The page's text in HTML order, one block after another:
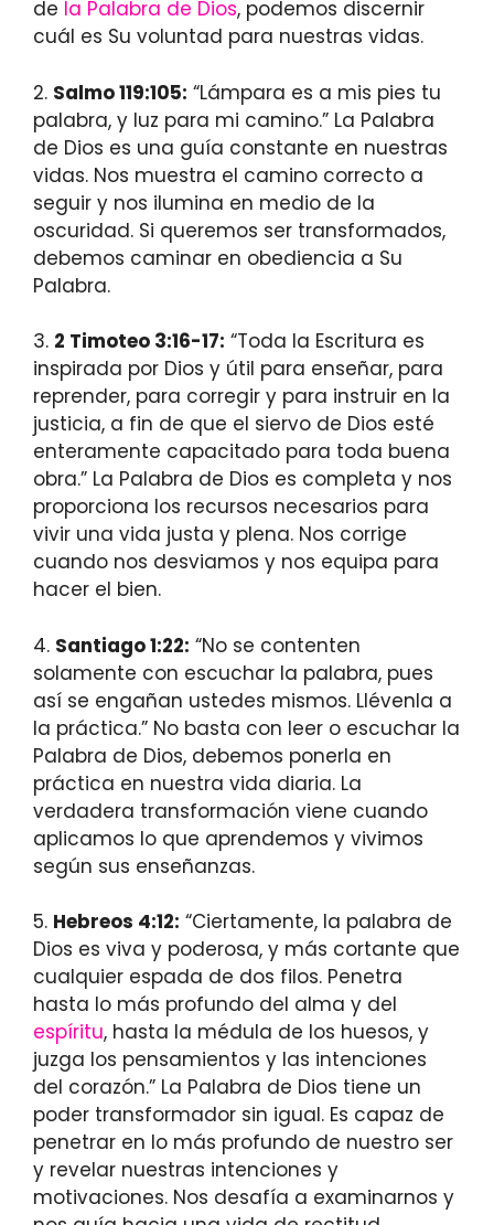
de la Palabra de Dios, podemos discernir
cuál es Su voluntad para nuestras vidas.
2. Salmo 119:105: “Lámpara es a mis pies tu
palabra, y luz para mi camino.” La Palabra
de Dios es una guía constante en nuestras
vidas. Nos muestra el camino correcto a
seguir y nos ilumina en medio de la
oscuridad. Si queremos ser transformados,
debemos caminar en obediencia a Su
Palabra.
3. 2 Timoteo 3:16-17: “Toda la Escritura es
inspirada por Dios y útil para enseñar, para
reprender, para corregir y para instruir en la
justicia, a fin de que el siervo de Dios esté
enteramente capacitado para toda buena
obra.” La Palabra de Dios es completa y nos
proporciona los recursos necesarios para
vivir una vida justa y plena. Nos corrige
cuando nos desviamos y nos equipa para
hacer el bien.
4. Santiago 1:22: “No se contenten
solamente con escuchar la palabra, pues
así se engañan ustedes mismos. Llévenla a
la práctica.” No basta con leer o escuchar la
Palabra de Dios, debemos ponerla en
práctica en nuestra vida diaria. La
verdadera transformación viene cuando
aplicamos lo que aprendemos y vivimos
según sus enseñanzas.
5. Hebreos 4:12: “Ciertamente, la palabra de
Dios es viva y poderosa, y más cortante que
cualquier espada de dos filos. Penetra
hasta lo más profundo del alma y del
espíritu, hasta la médula de los huesos, y
juzga los pensamientos y las intenciones
del corazón.” La Palabra de Dios tiene un
poder transformador sin igual. Es capaz de
penetrar en lo más profundo de nuestro ser
y revelar nuestras intenciones y
motivaciones. Nos desafía a examinarnos y